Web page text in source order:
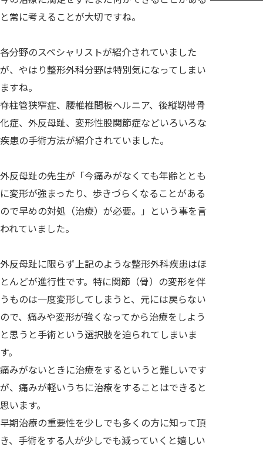
と常に考えることが大切ですね。
各分野のスペシャリストが紹介されていました
が、やはり整形外科分野は特別気になってしまい
ますね。
脊柱管狭窄症、腰椎椎間板ヘルニア、後縦靭帯骨
化症、外反母趾、変形性股関節症などいろいろな
疾患の手術方法が紹介されていました。
外反母趾の先生が「今痛みがなくても年齢ととも
に変形が強まったり、歩きづらくなることがある
ので早めの対処（治療）が必要。」という事を言
われていました。
外反母趾に限らず上記のような整形外科疾患はほ
とんどが進行性です。特に関節（骨）の変形を伴
うものは一度変形してしまうと、元には戻らない
ので、痛みや変形が強くなってから治療をしよう
と思うと手術という選択肢を迫られてしまいま
す。
痛みがないときに治療をするというと難しいです
が、痛みが軽いうちに治療をすることはできると
思います。
早期治療の重要性を少しでも多くの方に知って頂
き、手術をする人が少しでも減っていくと嬉しい